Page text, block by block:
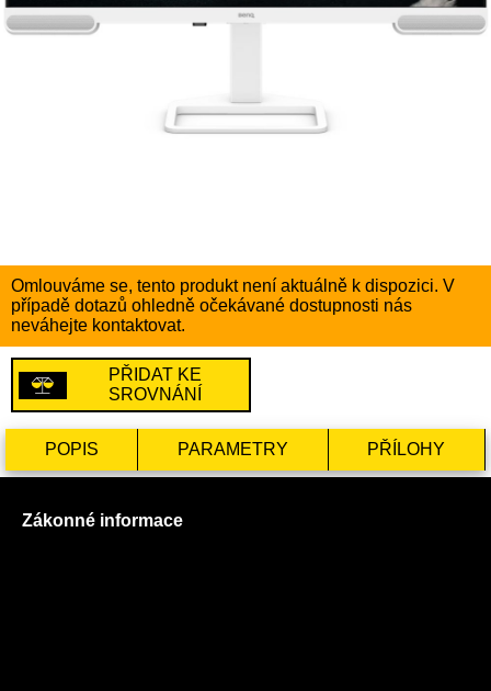
Omlouváme se, tento produkt není aktuálně k dispozici. V
případě dotazů ohledně očekávané dostupnosti nás
neváhejte kontaktovat.
PŘIDAT KE
SROVNÁNÍ
POPIS PARAMETRY PŘÍLOHY
Zákonné informace